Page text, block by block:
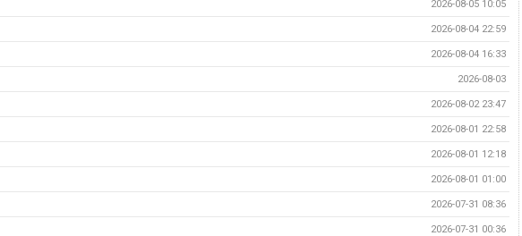
2026-08-05 10:05
2026-08-04 22:59
2026-08-04 16:33
2026-08-03
2026-08-02 23:47
2026-08-01 22:58
2026-08-01 12:18
2026-08-01 01:00
2026-07-31 08:36
2026-07-31 00:36